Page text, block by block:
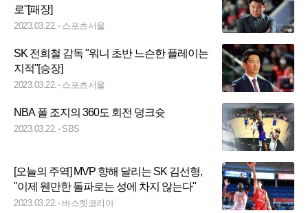
로"[패장]
2023.03.22. 스포츠서울
SK 전희철 감독 "워니 초반 느슨한 플레이는
지적"[승장]
2023.03.22. 스포츠서울
NBA 폴 조지의 360도 회전 덩크슛
2023.03.22. SBS
[오늘의 주역] MVP 향해 달리는 SK 김선형,
"이제 웬만한 돌파로는 성에 차지 않는다"
2023.03.22. 바스켓코리아